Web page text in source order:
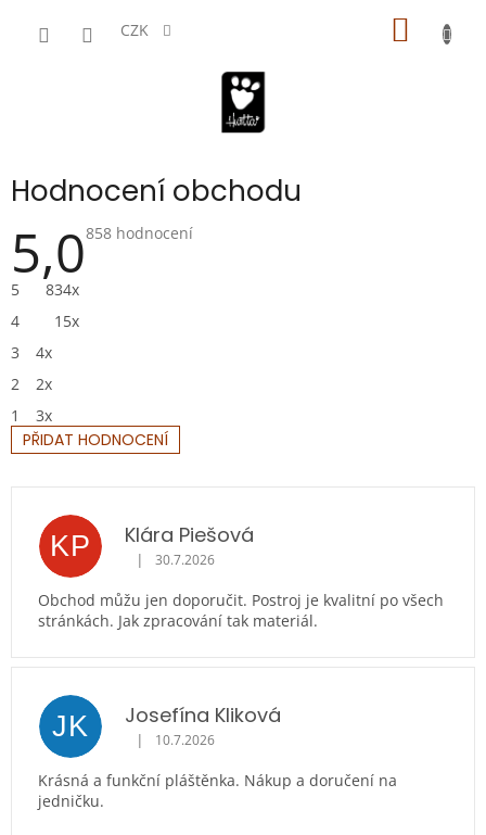
CZK
Hodnocení obchodu
5,0Průměrné
858 hodnocení
5
834x
4
15x
3
4x
2
2x
1
3x
PŘIDAT HODNOCENÍ
ý
n
KP Klára Piešová
Hodnocení obchodu je 5 z 5 hvězdiček.
| 30.7.2026
Obchod můžu jen doporučit. Postroj je kvalitní po všech
stránkách. Jak zpracování tak materiál.
JK Josefína Kliková
Hodnocení obchodu je 5 z 5 hvězdiček.
| 10.7.2026
Krásná a funkční pláštěnka. Nákup a doručení na
jedničku.